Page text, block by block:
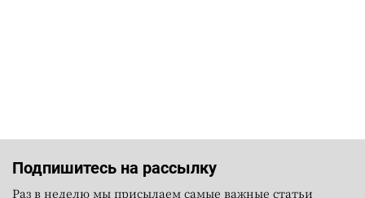
Подпишитесь на рассылку
Раз в неделю мы присылаем самые важные статьи